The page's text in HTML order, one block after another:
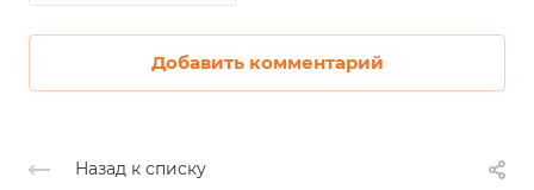
Добавить комментарий
Назад к списку